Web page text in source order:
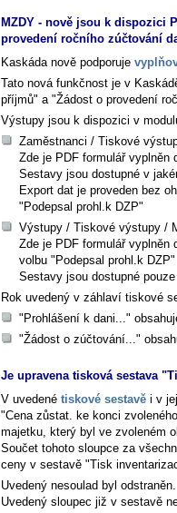
MZDY - nově jsou k dispozici
provedení ročního zúčtování
Kaskáda nově podporuje
Tato nová funkčnost je v
příjmů" a "Žádost o provedení
Výstupy jsou k dispozici v
Zaměstnanci / Tiskové
Zde je PDF formulář vyplněn
Sestavy jsou dostupné v
Export dat je proveden bez
"Podepsal prohl.k DZP"
Výstupy / Tiskové výstupy /
Zde je PDF formulář
volbu "Podepsal prohl.k DZP"
Sestavy jsou dostupné
Rok uvedený v záhlaví tiskové
"Prohlášení k dani..."
"Žádost o zúčtování..."
Je upravena tisková sestava
V uvedené tiskové sestavě i v
"Cena zůstat. ke konci
majetku, který byl ve zvoleném
Součet tohoto sloupce za
ceny v sestavě "Tisk
Uvedený nesoulad byl odstraněn.
Uvedený sloupec již v sestavě